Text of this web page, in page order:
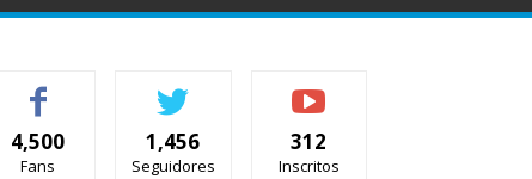
4,500
Fans
1,456
Seguidores
312
Inscritos